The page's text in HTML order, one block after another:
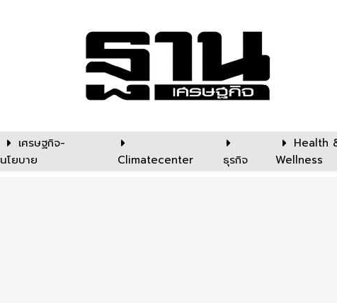
เศรษฐกิจ-
นโยบาย
Climatecenter ธุรกิจ
Health
Wellness